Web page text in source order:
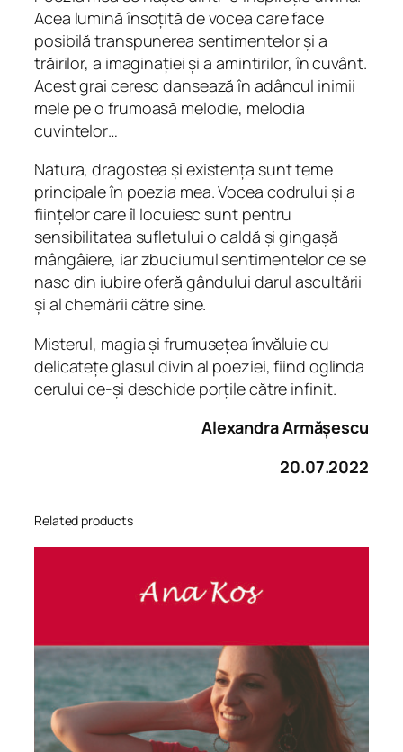
Acea lumină însoțită de vocea care face
posibilă transpunerea sentimentelor și a
trăirilor, a imaginației și a amintirilor, în cuvânt.
Acest grai ceresc dansează în adâncul inimii
mele pe o frumoasă melodie, melodia
cuvintelor…
Natura, dragostea și existența sunt teme
principale în poezia mea. Vocea codrului și a
ființelor care îl locuiesc sunt pentru
sensibilitatea sufletului o caldă și gingașă
mângâiere, iar zbuciumul sentimentelor ce se
nasc din iubire oferă gândului darul ascultării
și al chemării către sine.
Misterul, magia și frumusețea învăluie cu
delicatețe glasul divin al poeziei, fiind oglinda
cerului ce-și deschide porțile către infinit.
Alexandra Armășescu
20.07.2022
Related products